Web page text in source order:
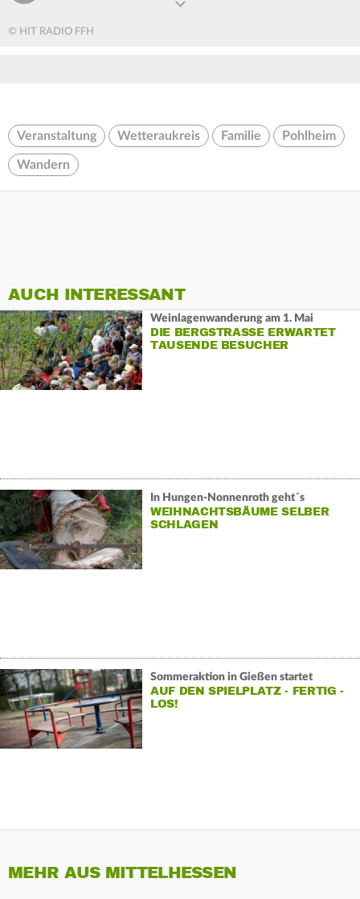
© HIT RADIO FFH
Veranstaltung Wetteraukreis Familie Pohlheim
Wandern
AUCH INTERESSANT
Weinlagenwanderung am 1. Mai
DIE BERGSTRASSE ERWARTET T
AUSENDE BESUCHER
In Hungen-Nonnenroth geht´s
WEIHNACHTSBÄUME SELBER
SCHLAGEN
Sommeraktion in Gießen startet
AUF DEN SPIELPLATZ - FERTIG -
LOS!
MEHR AUS MITTELHESSEN